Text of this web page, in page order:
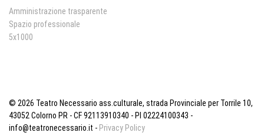
Amministrazione trasparente
Spazio professionale
5x1000
© 2026 Teatro Necessario ass.culturale, strada Provinciale per Torrile 10,
43052 Colorno PR - CF 92113910340 - PI 02224100343 -
info@teatronecessario.it - Privacy Policy